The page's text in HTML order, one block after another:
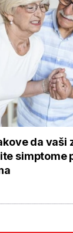
da vaši
simptome